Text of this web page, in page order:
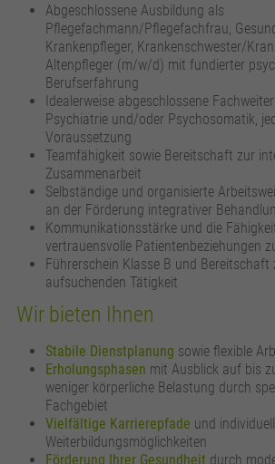
Abgeschlossene Ausbildung als
Pflegefachmann/Pflegefachfrau,
Krankenpfleger, Krankenschwester/
Altenpfleger (m/w/d) mit fundierter
Berufserfahrung
Idealerweise abgeschlossene
Psychiatrie und/oder Psychosomatik,
Voraussetzung
Teamfähigkeit sowie Bereitschaft zur
Zusammenarbeit
Selbständige und organisierte
an der Förderung integrativer
Kommunikationsstärke und die
vertrauensvolle Patientenbeziehungen
Führerschein Klasse B und Bereitschaft
aufsuchenden Tätigkeit
Wir bieten Ihnen
Stabile Dienstplanung sowie flexible
Erholungsphasen mit Ausblick auf bis
weniger körperliche Belastung durch
Fachgebiet
Vielfältige Karrierepfade und
Weiterbildungsmöglichkeiten
Förderung Ihrer Gesundheit durch